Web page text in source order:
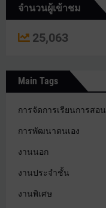
จำนวนผู้เข้าชม
25,063
Main Tags
การจัดการเรียนการสอน
การพัฒนาตนเอง
งานนอก
งานประจำชั้น
งานพิเศษ